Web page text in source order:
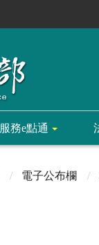
務e點通
電子公布欄